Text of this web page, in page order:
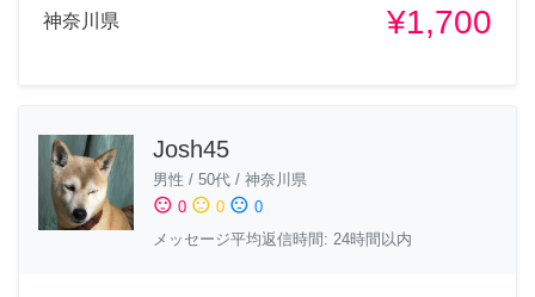
神奈川県 ¥1,700
Josh45
男性 / 50代 / 神奈川県
sentiment_satisfied 0 sentiment_neutral 0 sentiment_dissatisfied 0
メッセージ平均返信時間: 24時間以内